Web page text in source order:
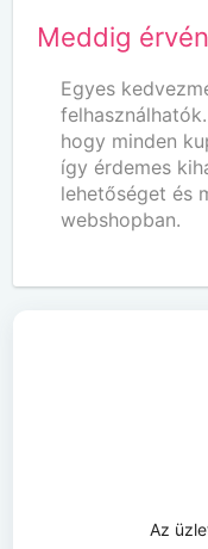
Meddig
Egyes
hogy minden
így érdemes
lehetőséget és
webshopban.
Az